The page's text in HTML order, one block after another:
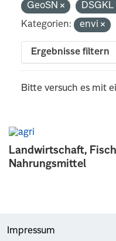
Landwirtschaft,
Nahrungsmittel
GeoSN
Kategorien:
envi
Ergebnisse filtern
Bitte versuch es mit
Impressum